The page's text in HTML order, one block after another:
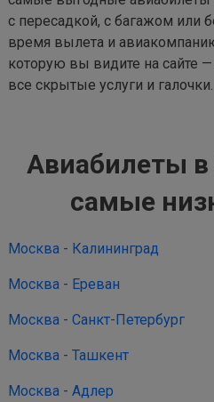
с пересадкой, с багажом или
время вылета и
которую вы видите на сайте
все скрытые услуги и галочки.
Авиабилеты
самые
Москва - Калининград
Москва - Ереван
Москва - Санкт-Петербург
Москва - Ташкент
Москва - Адлер